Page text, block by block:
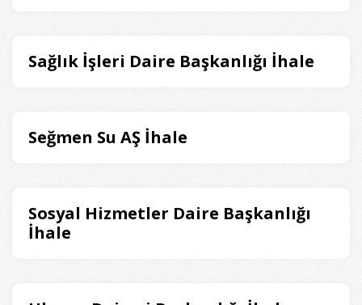
Sağlık İşleri Daire Başkanlığı İhale
Seğmen Su AŞ İhale
Sosyal Hizmetler Daire Başkanlığı
İhale